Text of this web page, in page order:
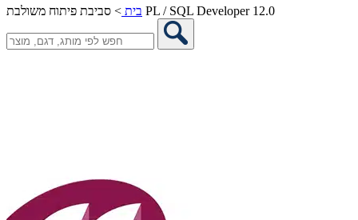
בית > סביבת פיתוח משולבת PL / SQL Developer 12.0